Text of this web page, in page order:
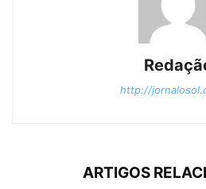
http://
ARTIGOS